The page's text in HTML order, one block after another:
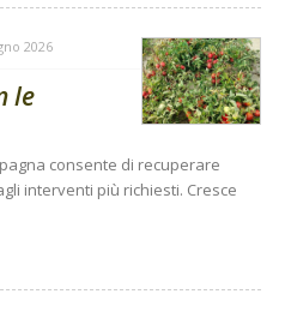
2026
le
consente di recuperare
interventi più richiesti. Cresce